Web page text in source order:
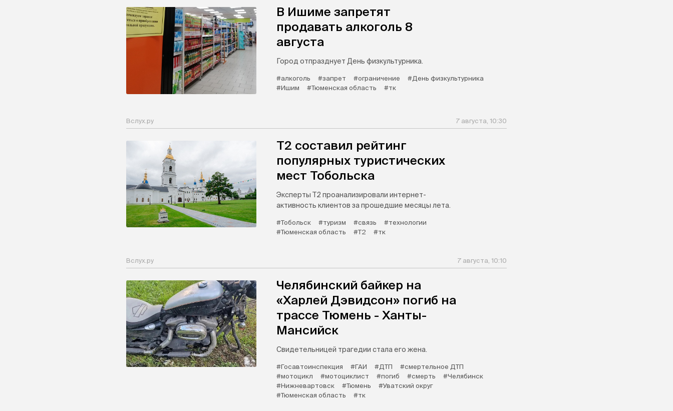
В Ишиме запретят
продавать алкоголь 8
августа
Город отпразднует День физкультурника.
#алкоголь #запрет #ограничение
#День физкультурника
#Ишим
#Тюменская область #тк
Вслух.ру 7 августа, 10:30
Т2 составил рейтинг
популярных туристических
мест Тобольска
Эксперты Т2 проанализировали интернет-
активность клиентов за прошедшие месяцы лета.
#Тобольск #туризм #связь
#технологии
#Тюменская область
#Т2 #тк
Вслух.ру 7 августа, 10:10
Челябинский байкер на
«Харлей Дэвидсон» погиб на
трассе Тюмень - Ханты-
Мансийск
Свидетельницей трагедии стала его жена.
#Госавтоинспекция #ГАИ #ДТП
#смертельное ДТП
#мотоцикл
#мотоциклист #погиб #смерть
#Челябинск
#Нижневартовск
#Тюмень
#Уватский округ
#Тюменская область
#тк